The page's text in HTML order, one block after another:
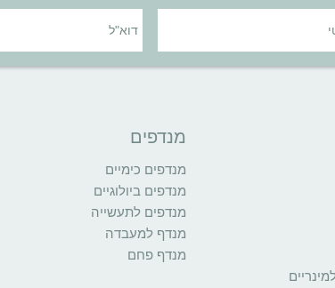
מנדפים
מנדפים כימיים
מנדפים ביולוגיים
מנדפים לתעשייה
מנדף למעבדה
מנדף פחם